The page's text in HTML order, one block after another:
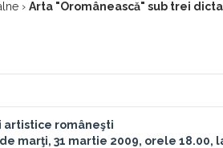
› Arta "Oromânească" sub trei
artistice româneşti
de marţi, 31 martie 2009, orele 18.00,